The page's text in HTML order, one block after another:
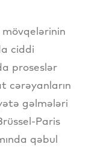
mövqelərinin
ciddi
proseslər
cərəyanların
gəlmələri
Paris
qəbul